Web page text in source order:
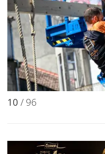
10 / 96